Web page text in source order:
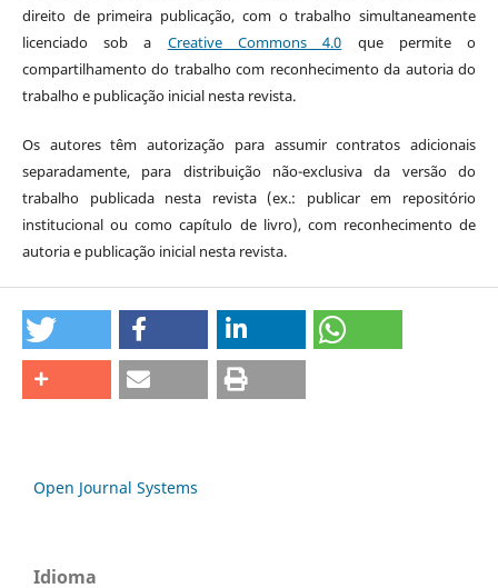
direito de primeira publicação, com o trabalho simultaneamente
licenciado sob a Creative Commons 4.0 que permite o
compartilhamento do trabalho com reconhecimento da autoria do
trabalho e publicação inicial nesta revista.
Os autores têm autorização para assumir contratos adicionais
separadamente, para distribuição não-exclusiva da versão do
trabalho publicada nesta revista (ex.: publicar em repositório
institucional ou como capítulo de livro), com reconhecimento de
autoria e publicação inicial nesta revista.
Open Journal Systems
Idioma